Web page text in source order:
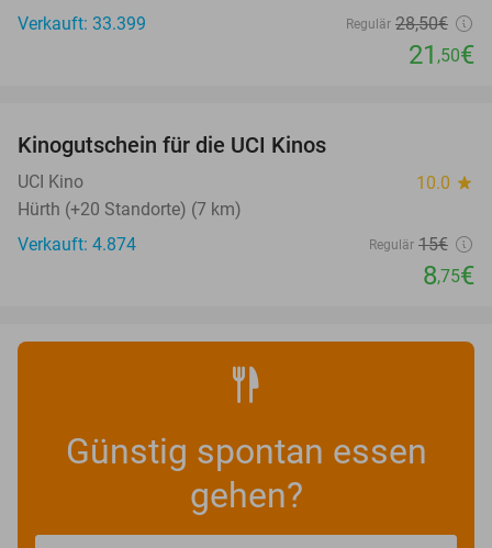
Verkauft: 33.399
Regulär 28,50€
21 ,50€
Kinogutschein für die UCI Kinos
UCI Kino 10.0 star
Hürth (+20 Standorte) (7 km)
Verkauft: 4.874
Regulär 15€
8,75€
Günstig spontan essen
gehen?